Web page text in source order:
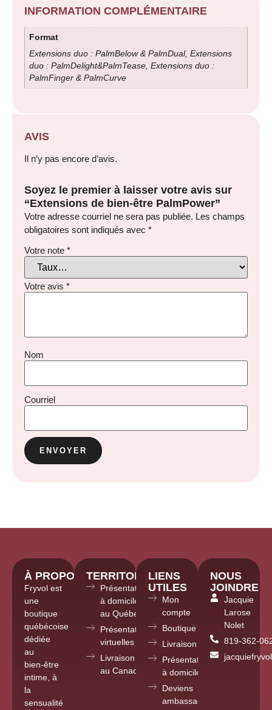
INFORMATION COMPLÉMENTAIRE
Format
Extensions duo : PalmBelow & PalmDual, Extensions
duo : PalmDelight&PalmTease, Extensions duo :
PalmFinger & PalmCurve
AVIS
Il n’y pas encore d’avis.
Soyez le premier à laisser votre avis sur
“Extensions de bien-être PalmPower”
Votre adresse courriel ne sera pas publiée. Les champs
obligatoires sont indiqués avec *
Votre note *
Votre avis *
Nom
Courriel
À PROPOS
Fryvol est
une
boutique
québécoise
dédiée
au
bien-être
intime, à
la
sensualité
TERRITOIRE
Présentations
à domicile
au Québec
Présentations
virtuelles partout
Livraison
au Canada
LIENS
UTILES
Mon
compte
Boutique
Livraison
Présentations
à domicile
Deviens
ambassadrice
NOUS
JOINDRE
Jacquie
Larose
Nolet
819-362-